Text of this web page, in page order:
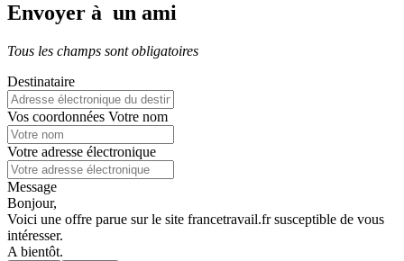
Envoyer à un ami
Tous les champs sont obligatoires
Destinataire
Vos coordonnées Votre nom
Votre adresse électronique
Message
Bonjour,
Voici une offre parue sur le site francetravail.fr susceptible de vous
intéresser.
A bientôt.